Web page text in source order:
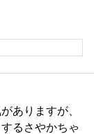
ありますが、
るさやかちゃ